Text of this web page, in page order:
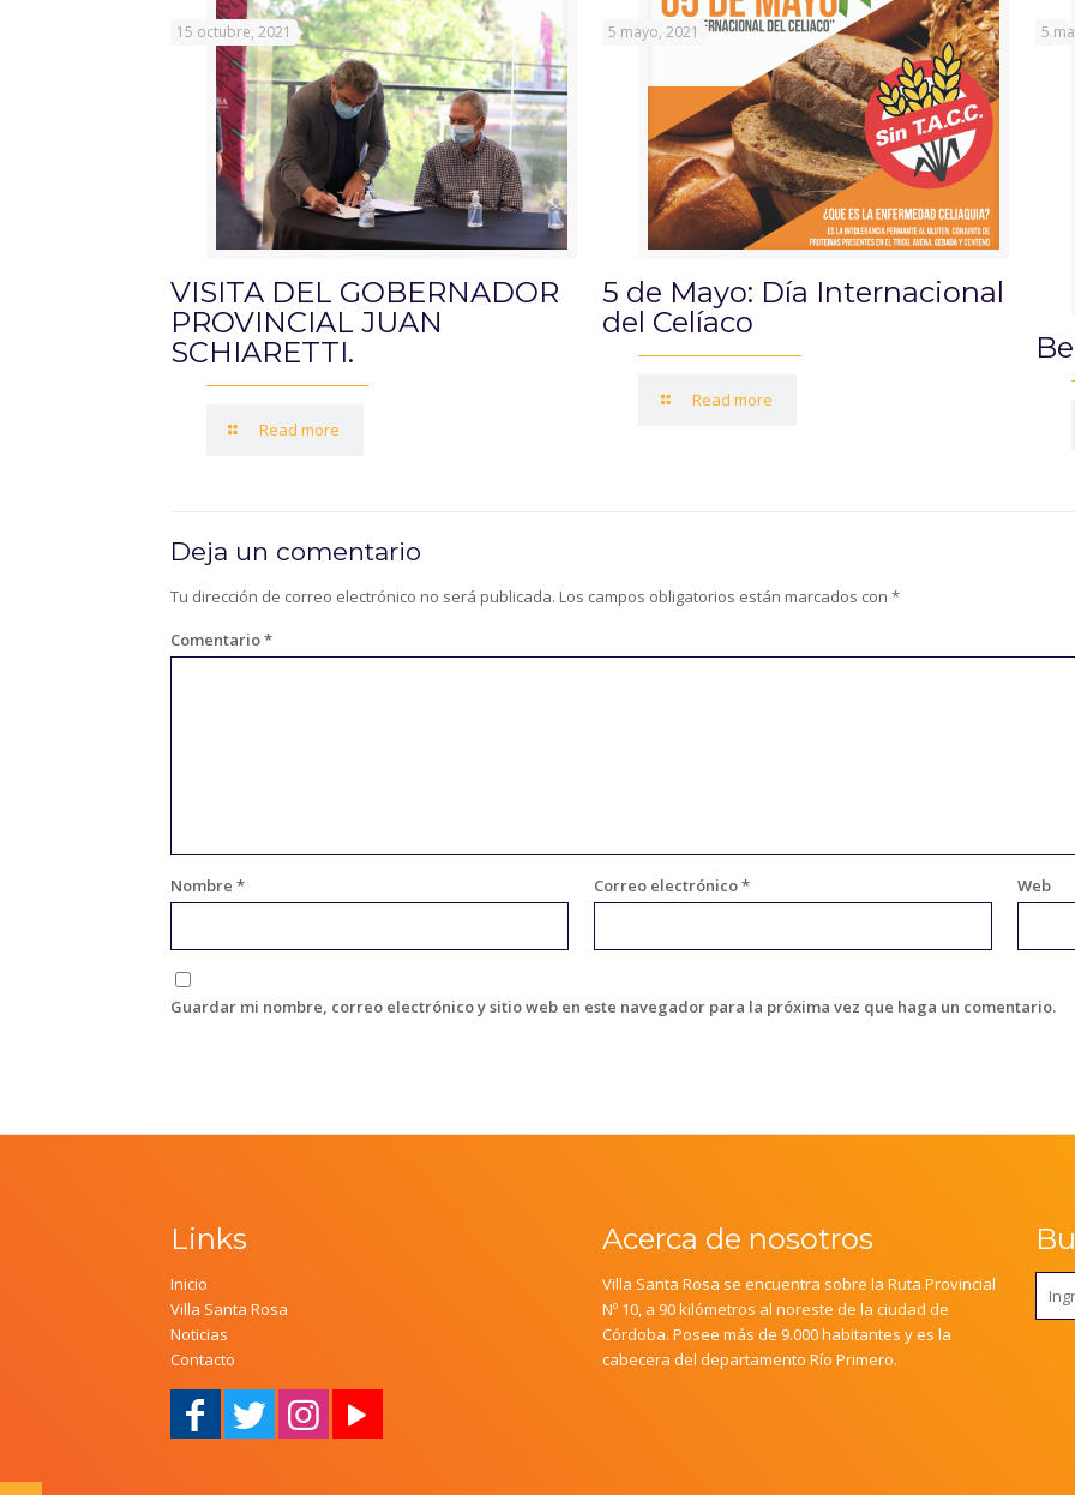
15 octubre, 2021
VISITA DEL GOBERNADOR
PROVINCIAL JUAN
SCHIARETTI.
Read more
5 mayo, 2021
5 de Mayo: Día Internacional
del Celíaco
Read more
5
Deja un comentario
Tu dirección de correo electrónico no será publicada. Los campos obligatorios están marcados con *
Comentario*
Nombre * Correo electrónico* Web
Guardar mi nombre, correo electrónico y sitio web en este navegador para la próxima vez que haga un comentario.
Links
Inicio
Villa Santa Rosa
Noticias
Contacto
Acerca de nosotros
Villa Santa Rosa se encuentra sobre la Ruta Provincial
Nº 10, a 90 kilómetros al noreste de la ciudad de
Córdoba. Posee más de 9.000 habitantes y es la
cabecera del departamento Río Primero.